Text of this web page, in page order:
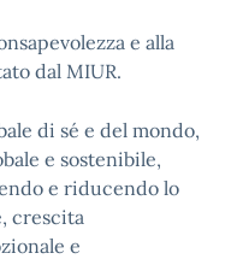
e alla
dal MIUR.
di sé e del mondo,
e sostenibile,
e riducendo lo
crescita
e